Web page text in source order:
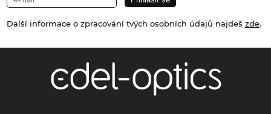
Další informace o zpracování tvých osobních údajů najdeš zde.